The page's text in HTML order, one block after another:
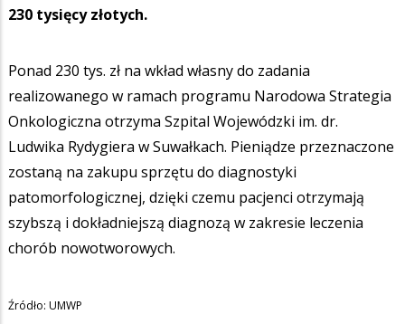
230 tysięcy złotych.
Ponad 230 tys. zł na wkład własny do zadania
realizowanego w ramach programu Narodowa Strategia
Onkologiczna otrzyma Szpital Wojewódzki im. dr.
Ludwika Rydygiera w Suwałkach. Pieniądze przeznaczone
zostaną na zakupu sprzętu do diagnostyki
patomorfologicznej, dzięki czemu pacjenci otrzymają
szybszą i dokładniejszą diagnozą w zakresie leczenia
chorób nowotworowych.
Źródło: UMWP